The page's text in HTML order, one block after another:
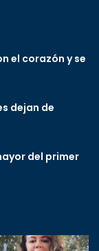
el corazón y se
dejan de
del primer